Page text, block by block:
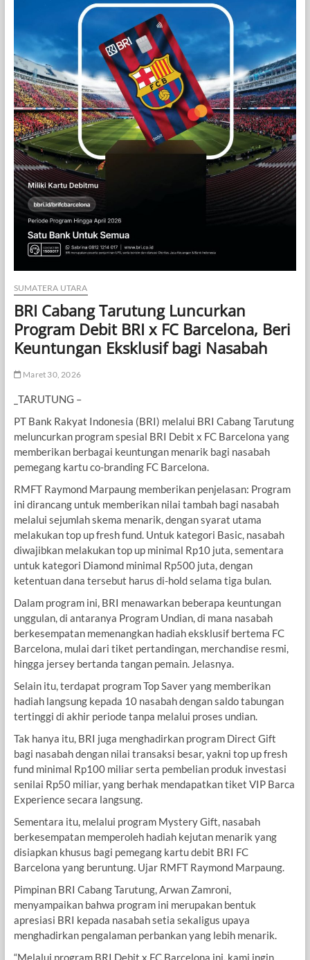
SUMATERA UTARA
BRI Cabang Tarutung Luncurkan
Program Debit BRI x FC Barcelona, Beri
Keuntungan Eksklusif bagi Nasabah
Maret 30, 2026
_TARUTUNG –
PT Bank Rakyat Indonesia (BRI) melalui BRI Cabang Tarutung
meluncurkan program spesial BRI Debit x FC Barcelona yang
memberikan berbagai keuntungan menarik bagi nasabah
pemegang kartu co-branding FC Barcelona.
RMFT Raymond Marpaung memberikan penjelasan: Program
ini dirancang untuk memberikan nilai tambah bagi nasabah
melalui sejumlah skema menarik, dengan syarat utama
melakukan top up fresh fund. Untuk kategori Basic, nasabah
diwajibkan melakukan top up minimal Rp10 juta, sementara
untuk kategori Diamond minimal Rp500 juta, dengan
ketentuan dana tersebut harus di-hold selama tiga bulan.
Dalam program ini, BRI menawarkan beberapa keuntungan
unggulan, di antaranya Program Undian, di mana nasabah
berkesempatan memenangkan hadiah eksklusif bertema FC
Barcelona, mulai dari tiket pertandingan, merchandise resmi,
hingga jersey bertanda tangan pemain. Jelasnya.
Selain itu, terdapat program Top Saver yang memberikan
hadiah langsung kepada 10 nasabah dengan saldo tabungan
tertinggi di akhir periode tanpa melalui proses undian.
Tak hanya itu, BRI juga menghadirkan program Direct Gift
bagi nasabah dengan nilai transaksi besar, yakni top up fresh
fund minimal Rp100 miliar serta pembelian produk investasi
senilai Rp50 miliar, yang berhak mendapatkan tiket VIP Barca
Experience secara langsung.
Sementara itu, melalui program Mystery Gift, nasabah
berkesempatan memperoleh hadiah kejutan menarik yang
disiapkan khusus bagi pemegang kartu debit BRI FC
Barcelona yang beruntung. Ujar RMFT Raymond Marpaung.
Pimpinan BRI Cabang Tarutung, Arwan Zamroni,
menyampaikan bahwa program ini merupakan bentuk
apresiasi BRI kepada nasabah setia sekaligus upaya
menghadirkan pengalaman perbankan yang lebih menarik.
“Melalui program BRI Debit x FC Barcelona ini, kami ingin